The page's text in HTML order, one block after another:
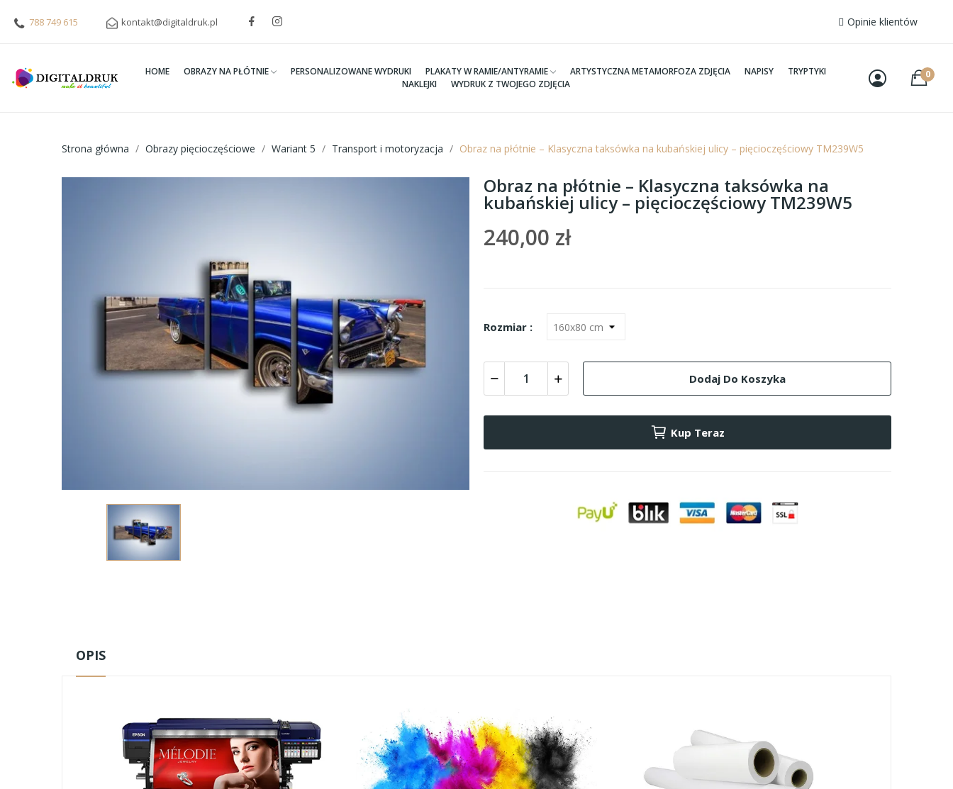
788 749 615 kontakt@digitaldruk.pl Opinie klientów
HOME OBRAZY NA PŁÓTNIE PERSONALIZOWANE WYDRUKI PLAKATY W RAMIE/ANTYRAMIE ARTYSTYCZNA METAMORFOZA ZDJĘCIA NAPISY
TRYPTYKI
NAKLEJKI
WYDRUK Z TWOJEGO ZDJĘCIA
0
Strona główna Obrazy pięcioczęściowe Wariant 5 Transport i motoryzacja Obraz na płótnie – Klasyczna taksówka na kubańskiej ulicy – pięcioczęściowy TM239W5
Obraz na płótnie – Klasyczna taksówka na
kubańskiej ulicy – pięcioczęściowy TM239W5
240,00 zł
Rozmiar :
Dodaj Do Koszyka
Kup Teraz
OPIS